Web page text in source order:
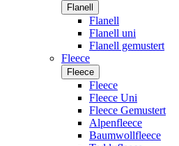
Flanell
Flanell
Flanell uni
Flanell gemustert
Fleece
Fleece
Fleece
Fleece Uni
Fleece Gemustert
Alpenfleece
Baumwollfleece